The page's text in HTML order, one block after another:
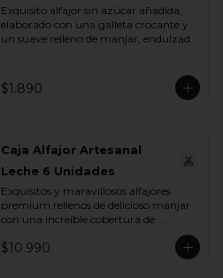
Exquisito alfajor sin azúcar añadida,
elaborado con una galleta crocante y
un suave relleno de manjar, endulzado
azúcar, manteniendo todo el sabor y
la textura que buscas.
$1.890
Caja Alfajor Artesanal
Leche 6 Unidades
Exquisitos y maravillosos alfajores
premium rellenos de delicioso manjar
con una increíble cobertura de
compartir con quienes más queremos.
$10.990